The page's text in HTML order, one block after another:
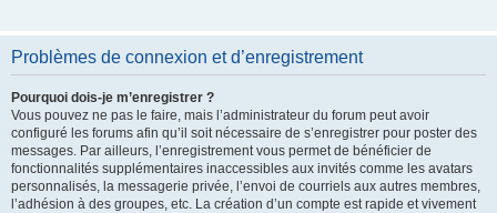
Problèmes de connexion et d’enregistrement
Pourquoi dois-je m’enregistrer ?
Vous pouvez ne pas le faire, mais l’administrateur du forum peut avoir
configuré les forums afin qu’il soit nécessaire de s’enregistrer pour poster des
messages. Par ailleurs, l’enregistrement vous permet de bénéficier de
fonctionnalités supplémentaires inaccessibles aux invités comme les avatars
personnalisés, la messagerie privée, l’envoi de courriels aux autres membres,
l’adhésion à des groupes, etc. La création d’un compte est rapide et vivement